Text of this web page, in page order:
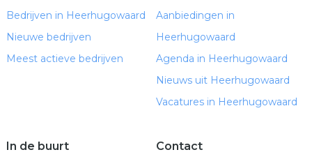
Bedrijven in Heerhugowaard
Nieuwe bedrijven
Meest actieve bedrijven
Aanbiedingen in
Heerhugowaard
Agenda in Heerhugowaard
Nieuws uit Heerhugowaard
Vacatures in Heerhugowaard
In de buurt Contact